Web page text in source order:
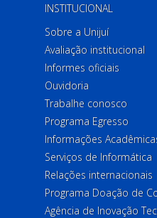
INSTITUCIONAL
Sobre a Unijuí
Avaliação institucional
Informes oficiais
Ouvidoria
Trabalhe conosco
Programa Egresso
Informações
Serviços de Informática
Relações internacionais
Programa Doação de
Agência de Inovação